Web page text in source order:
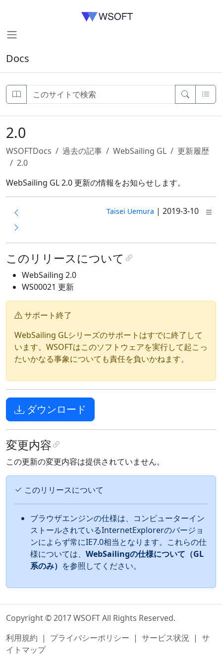
Docs
2.0
WSOFTDocs 過去の記事 WebSailing GL
更新履歴
2.0
WebSailing GL 2.0 更新の情報をお知らせします。
Taisei Uemura | 2019-3-10
このリリースについて
WebSailing 2.0
WS00021 更新
サポート終了
WebSailing GLシリーズのサポートはすでに終了して
います。WSOFTはこのソフトウェアを実行して起こっ
たいかなる事象についても責任を負いかねます。
ダウンロード
変更内容
この更新の変更内容は提供されていません。
このリリースについて
ブラウザエンジンの仕様は、コンピューターイン
ストールされているInternetExplorerのバージョ
ンによらず常にIE7.0相当となります。これらの仕
様については、 WebSailingの仕様について（GL
系のみ） を参照してください。
Copyright © 2017 WSOFT All Rights Reserved.
利用規約 | プライバシーポリシー | サービス状況 | サ
イトマップ